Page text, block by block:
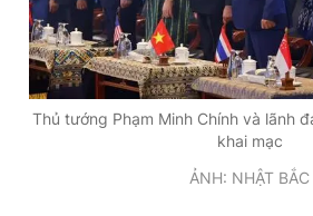
Thủ tướng Phạm Minh Chính và lãnh
khai mạc
ẢNH: NHẬT BẮC